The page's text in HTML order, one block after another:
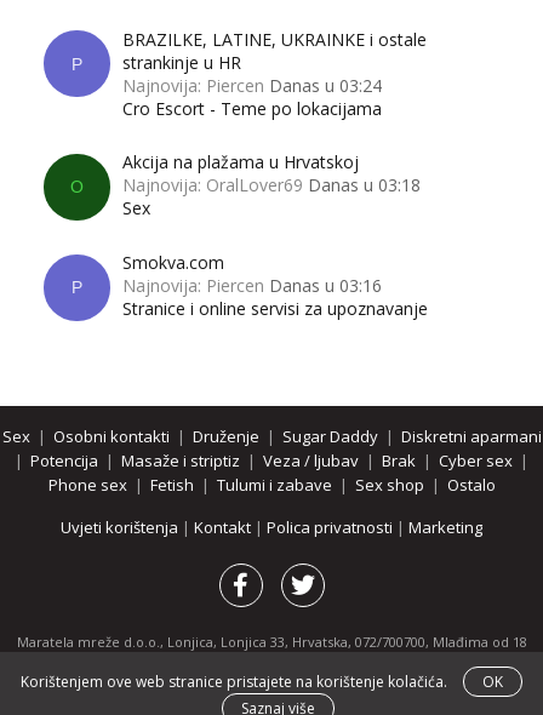
P
BRAZILKE, LATINE, UKRAINKE i ostale
strankinje u HR
Najnovija: Piercen Danas u 03:24
Cro Escort - Teme po lokacijama
O
Akcija na plažama u Hrvatskoj
Najnovija: OralLover69 Danas u 03:18
Sex
P
Smokva.com
Najnovija: Piercen Danas u 03:16
Stranice i online servisi za upoznavanje
Sex| Osobni kontakti | Druženje | Sugar Daddy| Diskretni aparmani
| Potencija | Masaže i striptiz | Veza / ljubav | Brak | Cyber sex |
Phone sex| Fetish | Tulumi i zabave | Sex shop | Ostalo
Uvjeti korištenja | Kontakt | Polica privatnosti | Marketing
Maratela mreže d.o.o., Lonjica, Lonjica 33, Hrvatska, 072/700700, Mlađima od 18
Partnerski portali:osobnikontakti.com|hotline.hr|ThePornDude.com
Korištenjem ove web stranice pristajete na korištenje kolačića.
OK
Saznaj više